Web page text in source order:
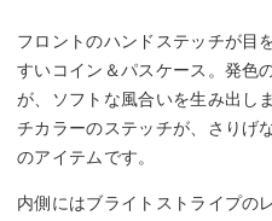
フロントのハンドステッチが目
すいコイン＆パスケース。発色
が、ソフトな風合いを生み出し
チカラーのステッチが、さりげ
のアイテムです。
内側にはブライトストライプの